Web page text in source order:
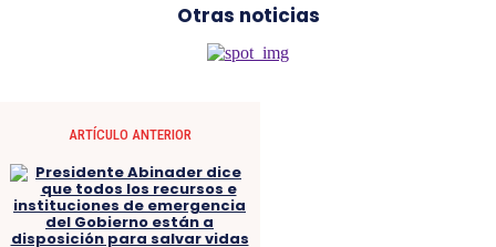
Otras noticias
ARTÍCULO ANTERIOR